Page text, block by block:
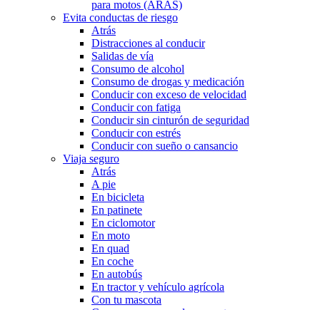
para motos (ARAS)
Evita conductas de riesgo
Atrás
Distracciones al conducir
Salidas de vía
Consumo de alcohol
Consumo de drogas y medicación
Conducir con exceso de velocidad
Conducir con fatiga
Conducir sin cinturón de seguridad
Conducir con estrés
Conducir con sueño o cansancio
Viaja seguro
Atrás
A pie
En bicicleta
En patinete
En ciclomotor
En moto
En quad
En coche
En autobús
En tractor y vehículo agrícola
Con tu mascota